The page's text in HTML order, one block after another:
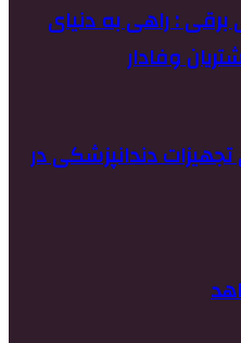
: راهی به دنیای
وفادار
دندانپزشکی در